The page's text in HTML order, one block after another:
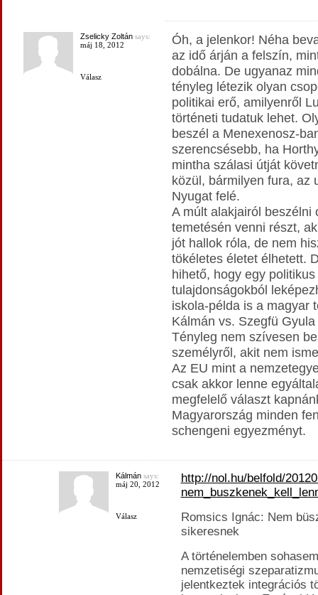
Zselicky Zoltánsays:
máj 18, 2012
Válasz
Óh, a jelenkor! Néha
az idő árján a felszín,
dobálna. De ugyanaz
tényleg létezik olyan
politikai erő, amilyenről
történeti tudatuk lehet.
beszél a Menexenosz-
szerencsésebb, ha
mintha szálasi útját
közül, bármilyen fura, az
Nyugat felé.
A múlt alakjairól beszélni
temetésén venni részt,
jót hallok róla, de nem
tökéletes életet élhetett.
hihető, hogy egy
tulajdonságokból
iskola-példa is a magyar
Kálmán vs. Szegfü
Tényleg nem szívesen
személyről, akit nem
Az EU mint a
csak akkor lenne
megfelelő választ
Magyarország minden
schengeni egyezményt.
Kálmánsays:
máj 20, 2012
Válasz
http://nol.hu/belfold/
Romsics Ignác: Nem
sikeresnek
A történelemben
nemzetiségi
jelentkeztek integrációs